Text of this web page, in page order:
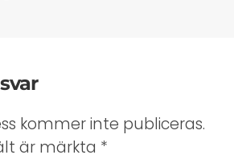
kommer inte publiceras.
är märkta *